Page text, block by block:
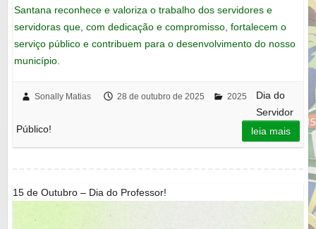
Santana reconhece e valoriza o trabalho dos servidores e
servidoras que, com dedicação e compromisso, fortalecem o
serviço público e contribuem para o desenvolvimento do nosso
município.
Sonally Matias 28 de outubro de 2025 2025
Dia do
Servidor
Público!
leia mais
15 de Outubro – Dia do Professor!